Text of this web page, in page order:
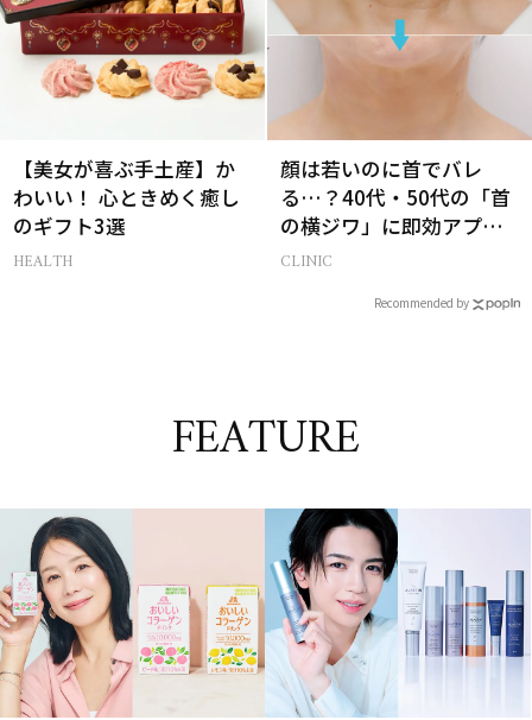
【美女が喜ぶ手土産】か
わいい！ 心ときめく癒し
のギフト3選
HEALTH
顔は若いのに首でバレ
る…？40代・50代の「首
の横ジワ」に即効アプロ
ーチする最新美容医療と
CLINIC
Recommended by
FEATURE